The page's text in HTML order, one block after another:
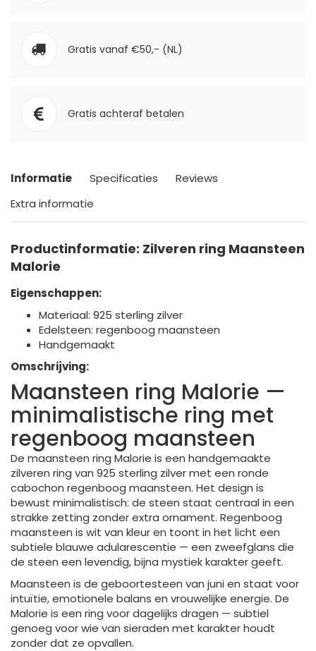
Gratis vanaf €50,- (NL)
Gratis achteraf betalen
Informatie Specificaties
Reviews
Extra informatie
Productinformatie: Zilveren ring Maansteen
Malorie
Eigenschappen:
Materiaal: 925 sterling zilver
Edelsteen: regenboog maansteen
Handgemaakt
Omschrijving:
Maansteen ring Malorie —
minimalistische ring met
regenboog maansteen
De maansteen ring Malorie is een handgemaakte
zilveren ring van 925 sterling zilver met een ronde
cabochon regenboog maansteen. Het design is
bewust minimalistisch: de steen staat centraal in een
strakke zetting zonder extra ornament. Regenboog
maansteen is wit van kleur en toont in het licht een
subtiele blauwe adularescentie — een zweefglans die
de steen een levendig, bijna mystiek karakter geeft.
Maansteen is de geboortesteen van juni en staat voor
intuïtie, emotionele balans en vrouwelijke energie. De
Malorie is een ring voor dagelijks dragen — subtiel
genoeg voor wie van sieraden met karakter houdt
zonder dat ze opvallen.